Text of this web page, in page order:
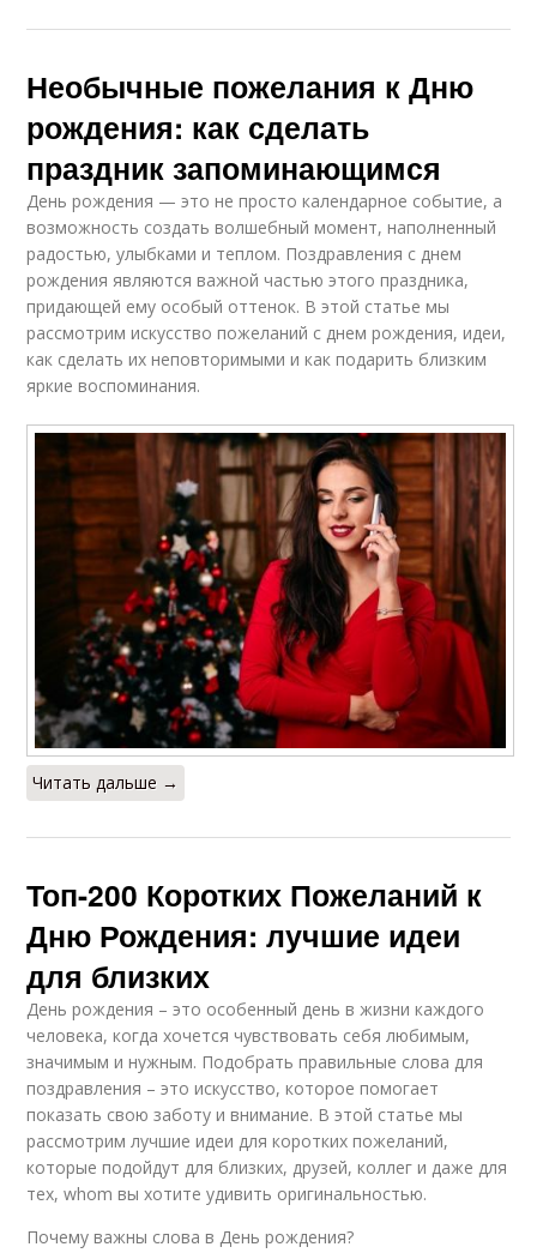
Необычные пожелания к Дню
рождения: как сделать
праздник запоминающимся
День рождения — это не просто календарное событие, а
возможность создать волшебный момент, наполненный
радостью, улыбками и теплом. Поздравления с днем
рождения являются важной частью этого праздника,
придающей ему особый оттенок. В этой статье мы
рассмотрим искусство пожеланий с днем рождения, идеи,
как сделать их неповторимыми и как подарить близким
яркие воспоминания.
Читать дальше →
Топ-200 Коротких Пожеланий к
Дню Рождения: лучшие идеи
для близких
День рождения – это особенный день в жизни каждого
человека, когда хочется чувствовать себя любимым,
значимым и нужным. Подобрать правильные слова для
поздравления – это искусство, которое помогает
показать свою заботу и внимание. В этой статье мы
рассмотрим лучшие идеи для коротких пожеланий,
которые подойдут для близких, друзей, коллег и даже для
тех, whom вы хотите удивить оригинальностью.
Почему важны слова в День рождения?